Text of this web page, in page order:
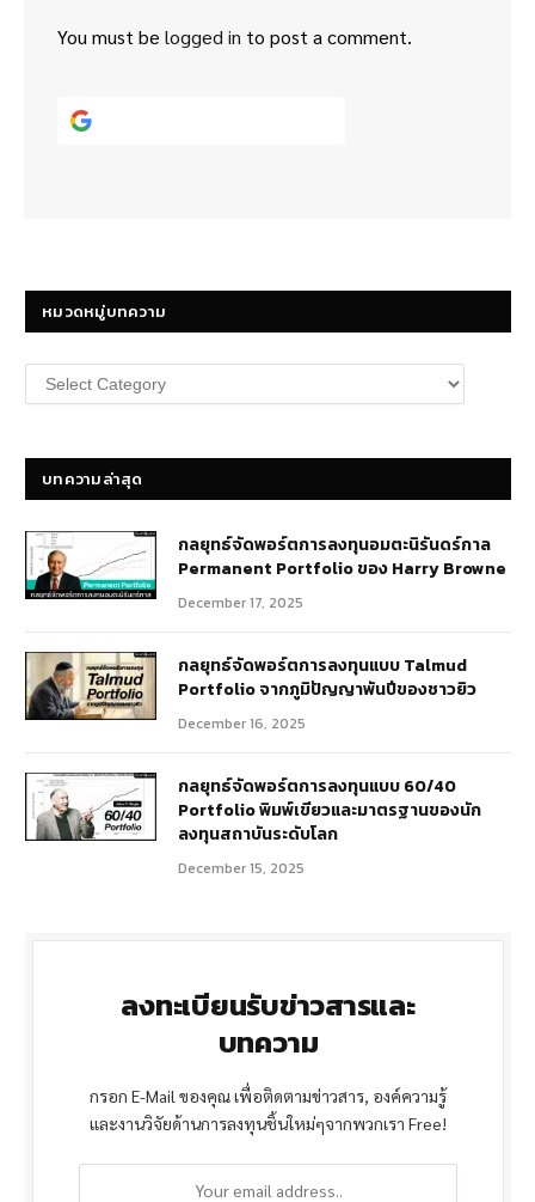
You must be logged in to post a comment.
หมวดหมู่บทความ
หมวด
หมู่
บทความล่าสุด
กลยุทธ์​จัดพอร์ตการลงทุนอมตะนิรันดร์กาล
Permanent Portfolio ของ Harry Browne
December 17, 2025
กลยุทธ์จัดพอร์ตการลงทุนแบบ Talmud
Portfolio จากภูมิปัญญาพันปีของชาวยิว
December 16, 2025
กลยุทธ์จัดพอร์ตการลงทุนแบบ 60/40
Portfolio พิมพ์เขียวและมาตรฐานของนัก
ลงทุนสถาบันระดับโลก
December 15, 2025
ลงทะเบียนรับข่าวสารและ
บทความ
กรอก E-Mail ของคุณ เพื่อติดตามข่าวสาร, องค์ความรู้
และงานวิจัยด้านการลงทุนชิ้นใหม่ๆจากพวกเรา Free!